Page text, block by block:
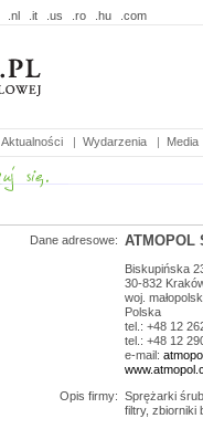
.nl .it .us .ro .hu .com
Aktualności | Wydarzenia | Media
Dane adresowe: ATMOPOL
Biskupińska
30-832
woj.
Polska
tel.: +48 12
tel.: +48 12
e-mail:
Opis firmy: Sprężarki
filtry, zbiorniki